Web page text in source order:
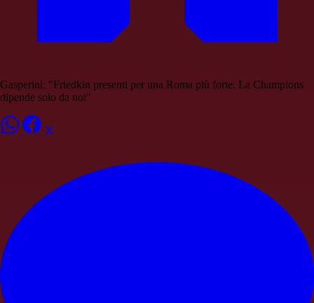
Gasperini: "Friedkin presenti per una Roma più forte. La Champions
dipende solo da noi"